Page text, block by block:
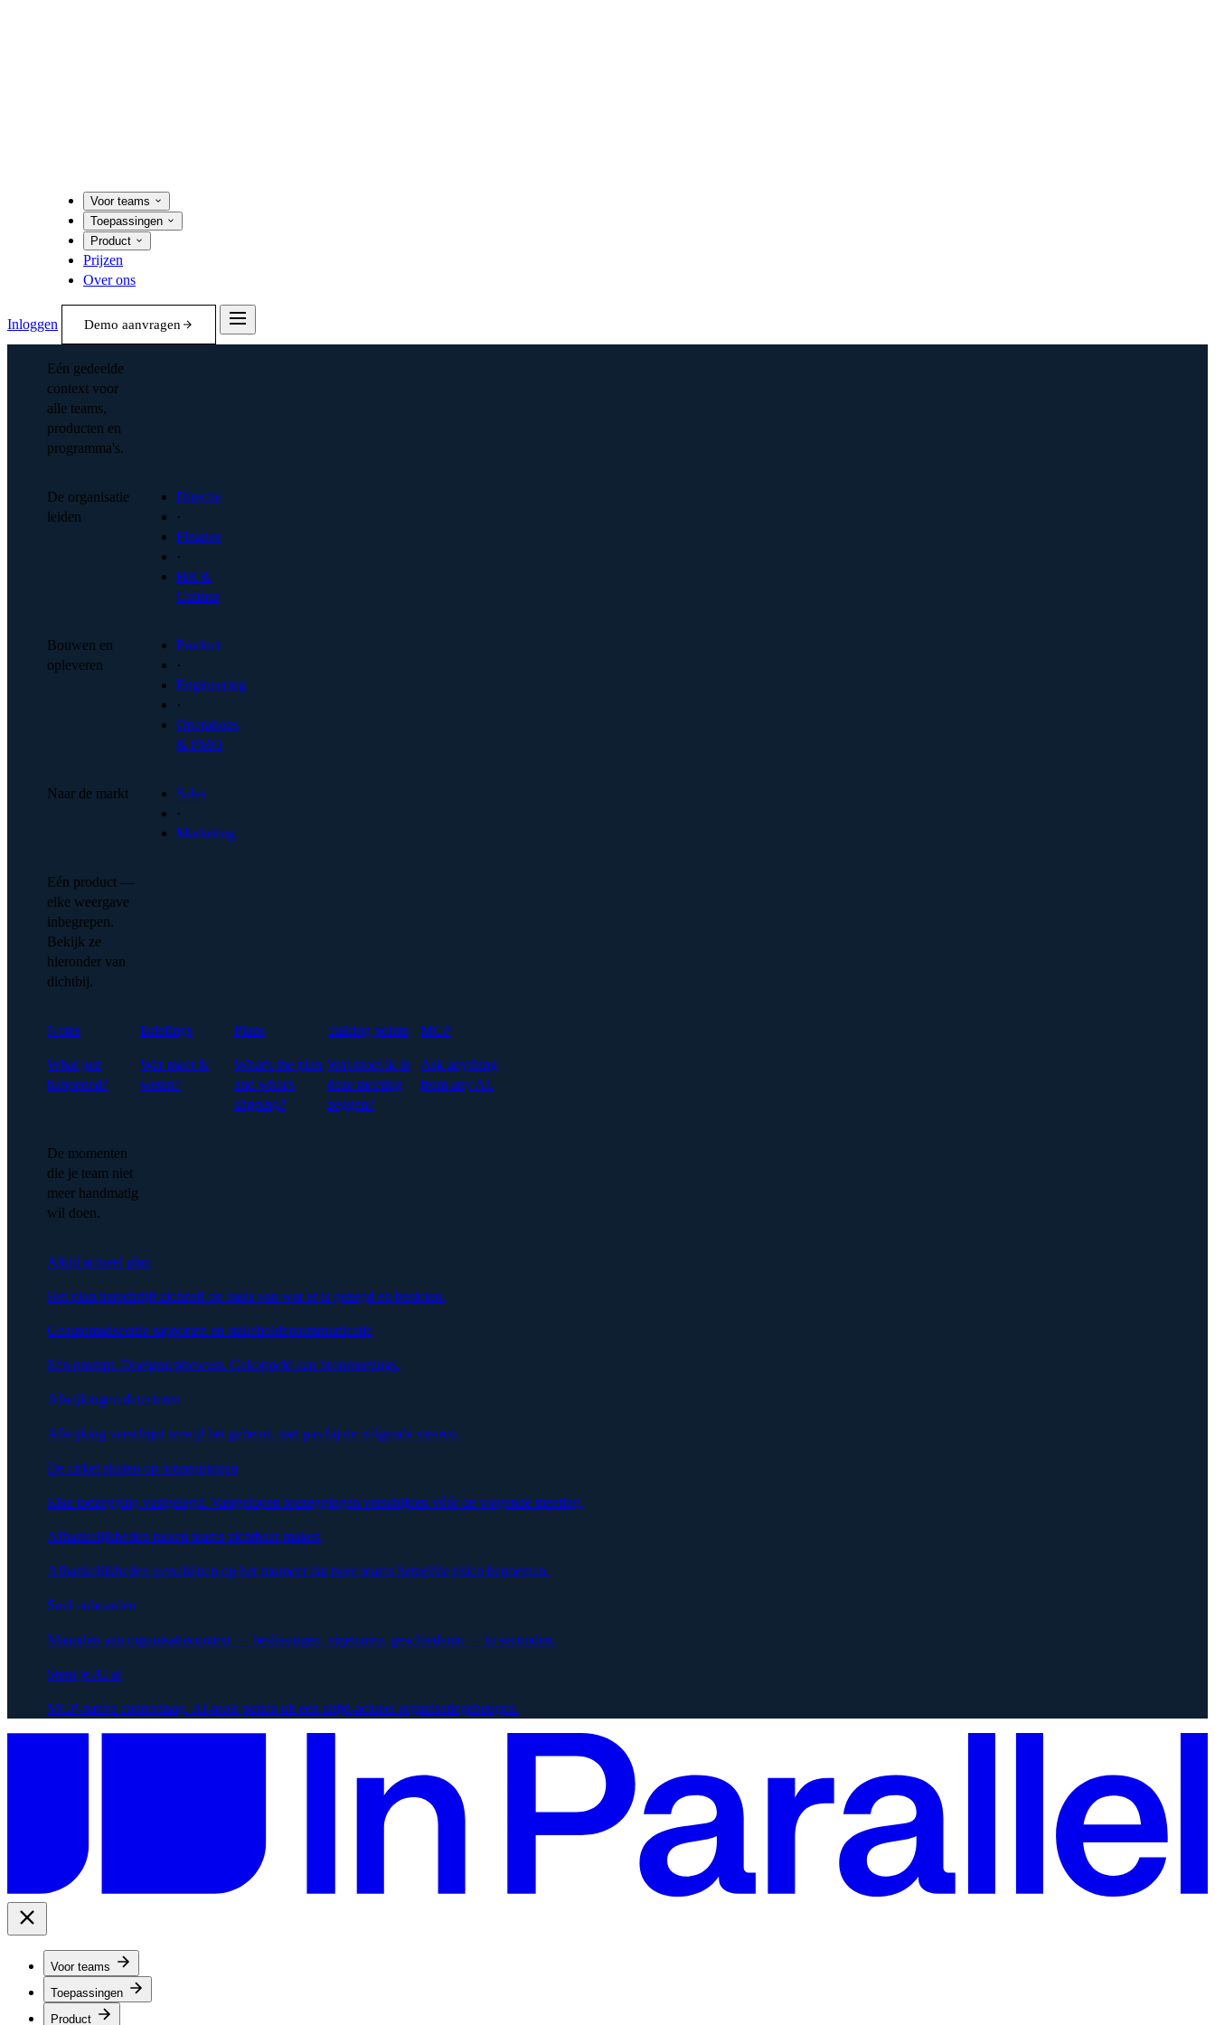
Voor teams
Toepassingen
Product
Prijzen
Over ons
Inloggen Demo aanvragen
Eén gedeelde
context voor
alle teams,
producten en
programma's.
De organisatie
leiden
Directie
·
Finance
·
HR &
Cultuur
Bouwen en
opleveren
Product
·
Engineering
·
Operations
& PMO
Naar de markt
Sales
·
Marketing
Eén product —
elke weergave
inbegrepen.
Bekijk ze
hieronder van
dichtbij.
Notes
What just
happened?
Briefings
Wat moet ik
weten?
Plans
What's the plan,
and what's
slipping?
Talking points
Wat moet ik in
deze meeting
zeggen?
MCP
Ask anything
from any AI.
De momenten
die je team niet
meer handmatig
wil doen.
Altijd actueel plan
Het plan herschrijft zichzelf op basis van wat er is gezegd en besloten.
Geautomatiseerde rapporten en stakeholdercommunicatie
Eén prompt. Doelgroepbewust. Gekoppeld aan bronmeetings.
Afwijkingen detecteren
Afwijking verschijnt terwijl het gebeurt, niet pas bij de volgende steerco.
De cirkel sluiten op toezeggingen
Elke toezegging vastgelegd. Vastgelopen toezeggingen verschijnen vóór de volgende meeting.
Afhankelijkheden tussen teams zichtbaar maken
Afhankelijkheden verschijnen op het moment dat twee teams hetzelfde risico benoemen.
Snel onboarden
Maanden aan organisatiecontext — beslissingen, eigenaren, geschiedenis — in seconden.
Stem je AI af
MCP-native contextlaag. AI-tools putten uit een altijd-actueel organisatiegeheugen.
Voor teams
Toepassingen
Product